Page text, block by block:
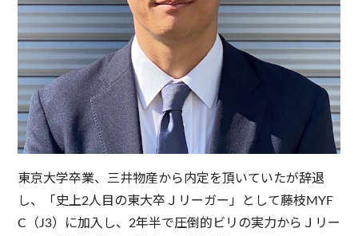
東京大学卒業、三井物産から内定を頂いていたが辞退
し、「史上2人目の東大卒Ｊリーガー」として藤枝MYF
C（J3）に加入し、2年半で圧倒的ビリの実力からＪリー